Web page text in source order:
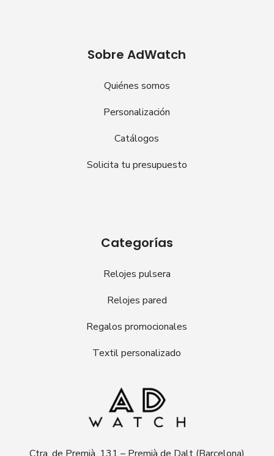
Sobre AdWatch
Quiénes somos
Personalización
Catálogos
Solicita tu presupuesto
Categorías
Relojes pulsera
Relojes pared
Regalos promocionales
Textil personalizado